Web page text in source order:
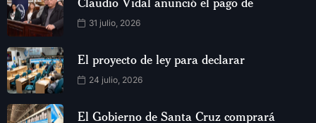
31 julio, 2026
El proyecto de ley para declarar
24 julio, 2026
El Gobierno de Santa Cruz comprará